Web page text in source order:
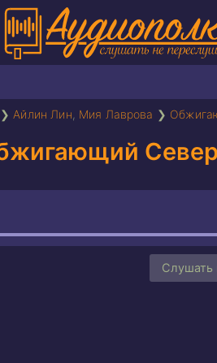
❯ Айлин Лин Мия Лаврова ❯
Слушать